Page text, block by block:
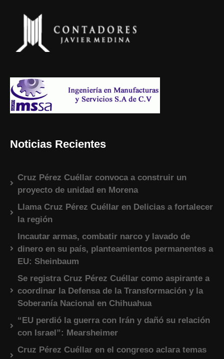
Noticias Recientes
Cruz Pérez Cuéllar convoca a construir un
proyecto de unidad en Morena
Llama Cruz Pérez Cuéllar en Delicias a fortalecer
la región
Incautar armas, combatir narco y lavado de
dinero en su país, planteamientos permanentes a
EU: Sheinbaum
Se registra Cruz Pérez Cuéllar como aspirante a
coordinar la Defensa de la Transformación y la
Soberanía Nacional en Chihuahua
“EU perdió la guerra con Irán y dañó su relación
con Israel”: Mearsheimer
Cruz Pérez Cuéllar en el congreso aclara temas